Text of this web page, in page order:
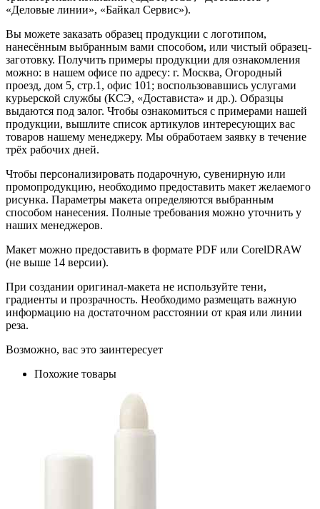
«Деловые линии», «Байкал Сервис»).
Вы можете заказать образец продукции с логотипом,
нанесённым выбранным вами способом, или чистый образец-
заготовку. Получить примеры продукции для ознакомления
можно: в нашем офисе по адресу: г. Москва, Огородный
проезд, дом 5, стр.1, офис 101; воспользовавшись услугами
курьерской службы (КСЭ, «Достависта» и др.). Образцы
выдаются под залог. Чтобы ознакомиться с примерами нашей
продукции, вышлите список артикулов интересующих вас
товаров нашему менеджеру. Мы обработаем заявку в течение
трёх рабочих дней.
Чтобы персонализировать подарочную, сувенирную или
промопродукцию, необходимо предоставить макет желаемого
рисунка. Параметры макета определяются выбранным
способом нанесения. Полные требования можно уточнить у
наших менеджеров.
Макет можно предоставить в формате PDF или CorelDRAW
(не выше 14 версии).
При создании оригинал-макета не используйте тени,
градиенты и прозрачность. Необходимо размещать важную
информацию на достаточном расстоянии от края или линии
реза.
Возможно, вас это заинтересует
Похожие товары